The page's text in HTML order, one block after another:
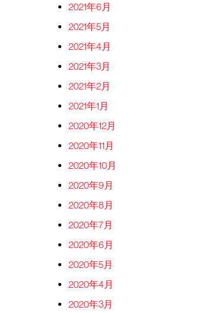
2021年6月
2021年5月
2021年4月
2021年3月
2021年2月
2021年1月
2020年12月
2020年11月
2020年10月
2020年9月
2020年8月
2020年7月
2020年6月
2020年5月
2020年4月
2020年3月